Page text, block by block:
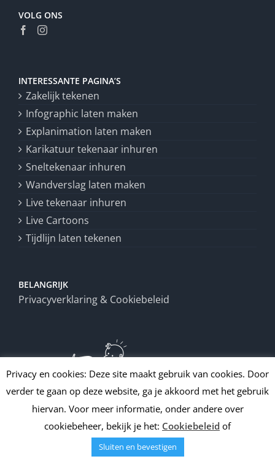
VOLG ONS
INTERESSANTE PAGINA’S
Zakelijk tekenen
Infographic laten maken
Explanimation laten maken
Karikatuur tekenaar inhuren
Sneltekenaar inhuren
Wandverslag laten maken
Live tekenaar inhuren
Live Cartoons
Tijdlijn laten tekenen
BELANGRIJK
Privacyverklaring & Cookiebeleid
2026 | All Rights Reserved | Draw up!
Privacy en cookies: Deze site maakt gebruik van cookies. Door
verder te gaan op deze website, ga je akkoord met het gebruik
hiervan. Voor meer informatie, onder andere over
cookiebeheer, bekijk je het: Cookiebeleid of
Sluiten en bevestigen